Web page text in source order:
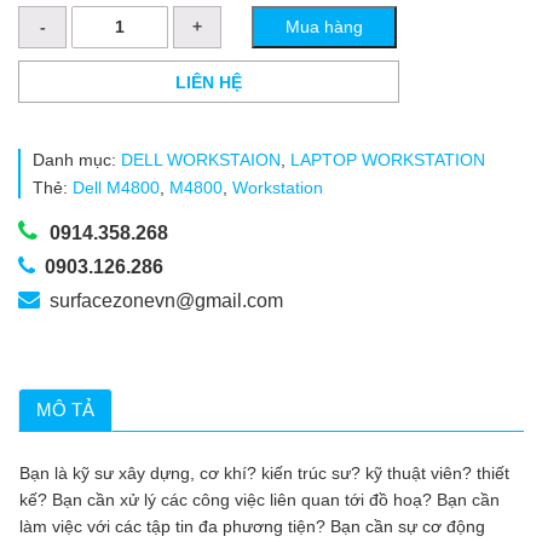
PRECISION
M4800
WORKSTATION
lượng
Mua hàng
LIÊN HỆ
Danh mục: DELL WORKSTAION
LAPTOP WORKSTATION
Thẻ: Dell M4800 M4800 Workstation
0914.358.268
0903.126.286
surfacezonevn@gmail.com
MÔ TẢ
Bạn là kỹ sư xây dựng, cơ khí? kiến trúc sư? kỹ thuật viên? thiết
kế? Bạn cần xử lý các công việc liên quan tới đồ hoạ? Bạn cần
làm việc với các tập tin đa phương tiện? Bạn cần sự cơ động